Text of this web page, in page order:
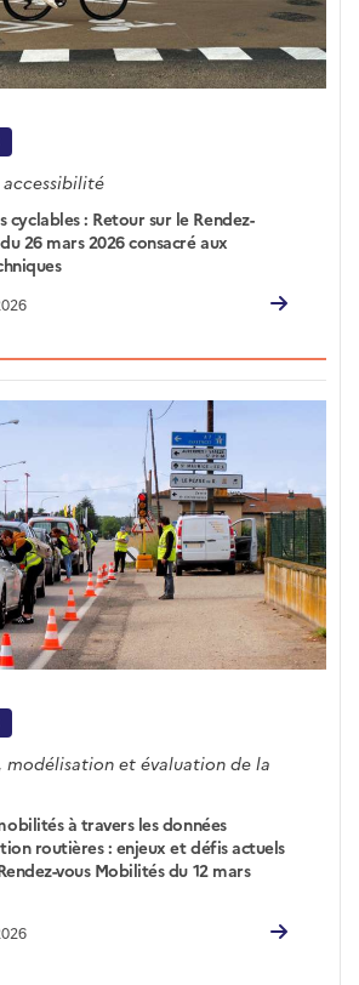
cyclables : Retour sur le Rendez-
26 mars 2026 consacré aux
modélisation et évaluation de la
à travers les données
routières : enjeux et défis actuels
vous Mobilités du 12 mars